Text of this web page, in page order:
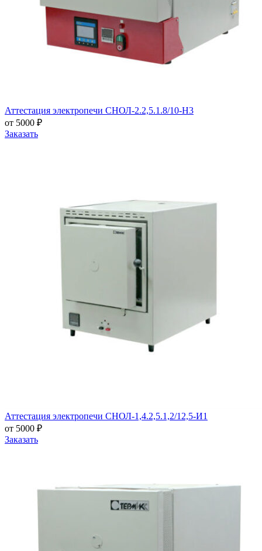
Аттестация электропечи СНОЛ-2.2,5.1.8/10-Н3
от 5000 ₽
Заказать
Аттестация электропечи СНОЛ-1,4.2,5.1,2/12,5-И1
от 5000 ₽
Заказать